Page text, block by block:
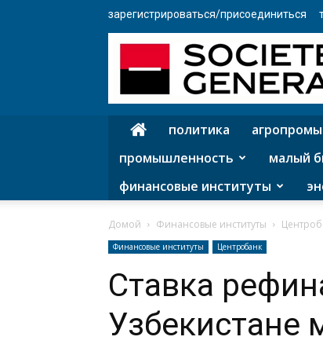
зарегистрироваться/присоединиться
политика
промышленность
малый
финансовые институты
Домой Финансовые институты
Финансовые институты Центробанк
Ставка
Узбекистане